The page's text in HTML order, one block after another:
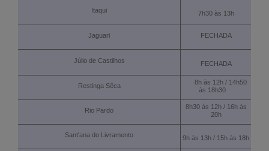
Contato
Itaqui 7h30 às 13h
Jaguari FECHADA
Júlio de Castilhos FECHADA
Restinga Sêca
8h às 12h / 14h50
às 18h30
Rio Pardo
8h30 às 12h / 16h às
20h
Sant'ana do Livramento 9h às 13h / 15h às 18h